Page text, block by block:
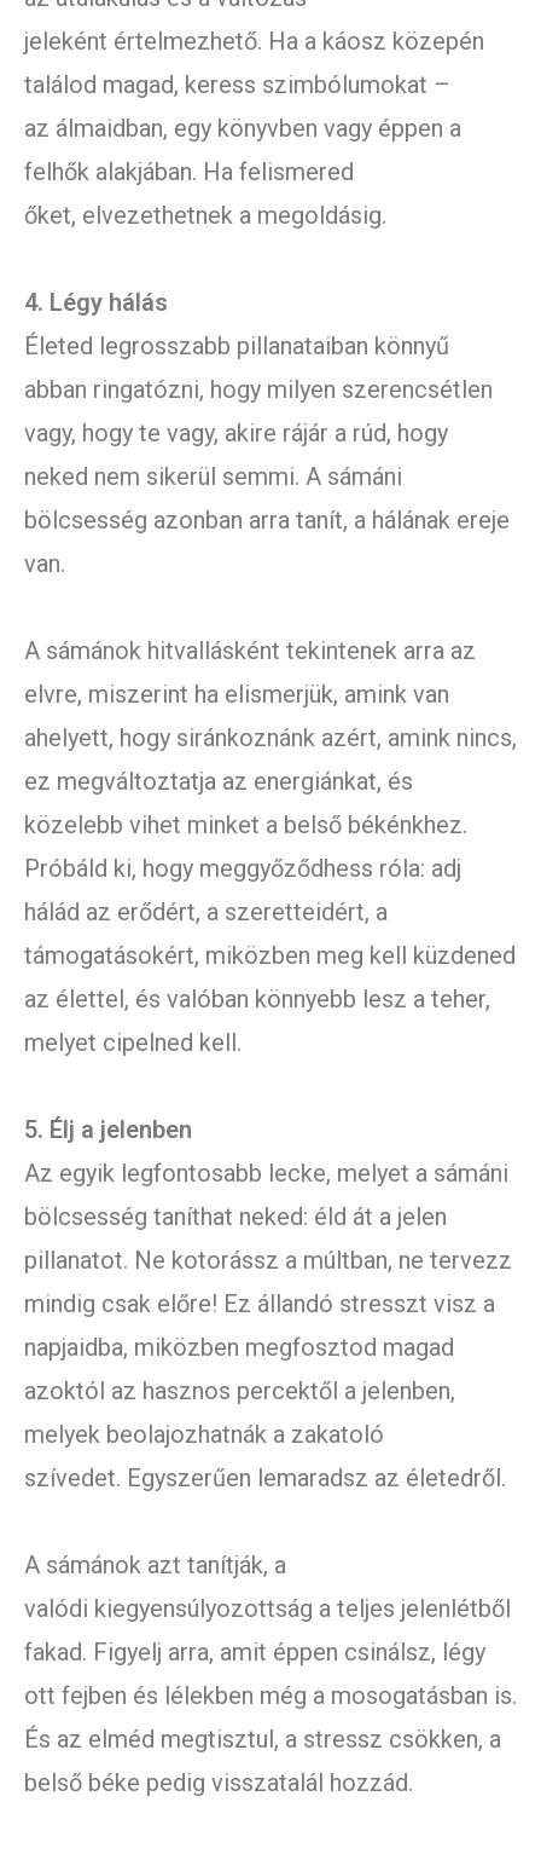
jeleként értelmezhető. Ha a káosz közepén
találod magad, keress szimbólumokat –
az álmaidban, egy könyvben vagy éppen a
felhők alakjában. Ha felismered
őket, elvezethetnek a megoldásig.
4. Légy hálás
Életed legrosszabb pillanataiban könnyű
abban ringatózni, hogy milyen szerencsétlen
vagy, hogy te vagy, akire rájár a rúd, hogy
neked nem sikerül semmi. A sámáni
bölcsesség azonban arra tanít, a hálának ereje
van.
A sámánok hitvallásként tekintenek arra az
elvre, miszerint ha elismerjük, amink van
ahelyett, hogy siránkoznánk azért, amink nincs,
ez megváltoztatja az energiánkat, és
közelebb vihet minket a belső békénkhez.
Próbáld ki, hogy meggyőződhess róla: adj
hálád az erődért, a szeretteidért, a
támogatásokért, miközben meg kell küzdened
az élettel, és valóban könnyebb lesz a teher,
melyet cipelned kell.
5. Élj a jelenben
Az egyik legfontosabb lecke, melyet a sámáni
bölcsesség taníthat neked: éld át a jelen
pillanatot. Ne kotorássz a múltban, ne tervezz
mindig csak előre! Ez állandó stresszt visz a
napjaidba, miközben megfosztod magad
azoktól az hasznos percektől a jelenben,
melyek beolajozhatnák a zakatoló
szívedet. Egyszerűen lemaradsz az életedről.
A sámánok azt tanítják, a
valódi kiegyensúlyozottság a teljes jelenlétből
fakad. Figyelj arra, amit éppen csinálsz, légy
ott fejben és lélekben még a mosogatásban is.
És az elméd megtisztul, a stressz csökken, a
belső béke pedig visszatalál hozzád.